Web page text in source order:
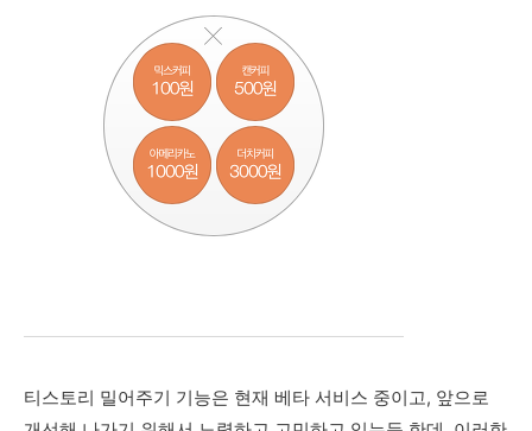
티스토리 밀어주기 기능은 현재 베타 서비스 중이고, 앞으로